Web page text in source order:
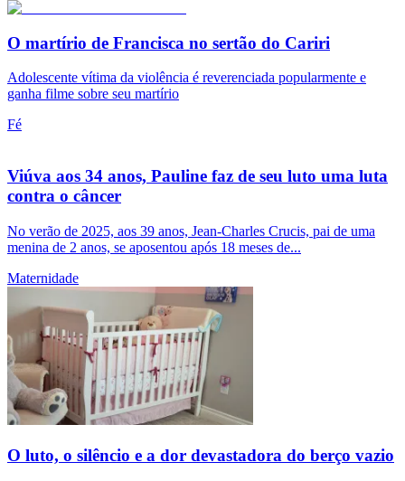
O martírio de Francisca no sertão do Cariri
Adolescente vítima da violência é reverenciada popularmente e
ganha filme sobre seu martírio
Fé
Viúva aos 34 anos, Pauline faz de seu luto uma luta
contra o câncer
No verão de 2025, aos 39 anos, Jean-Charles Crucis, pai de uma
menina de 2 anos, se aposentou após 18 meses de...
Maternidade
O luto, o silêncio e a dor devastadora do berço vazio